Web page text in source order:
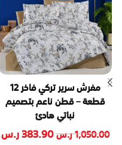
مفرش سرير تركي فاخر 12
قطعة – قطن ناعم بتصميم
نباتي هادئ
1,050.00ر.س383.90ر.س